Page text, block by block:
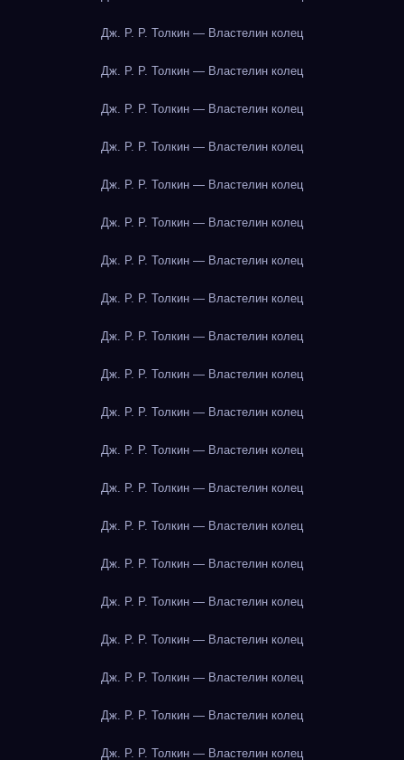
Дж. Р. Р. Толкин — Властелин колец
Дж. Р. Р. Толкин — Властелин колец
Дж. Р. Р. Толкин — Властелин колец
Дж. Р. Р. Толкин — Властелин колец
Дж. Р. Р. Толкин — Властелин колец
Дж. Р. Р. Толкин — Властелин колец
Дж. Р. Р. Толкин — Властелин колец
Дж. Р. Р. Толкин — Властелин колец
Дж. Р. Р. Толкин — Властелин колец
Дж. Р. Р. Толкин — Властелин колец
Дж. Р. Р. Толкин — Властелин колец
Дж. Р. Р. Толкин — Властелин колец
Дж. Р. Р. Толкин — Властелин колец
Дж. Р. Р. Толкин — Властелин колец
Дж. Р. Р. Толкин — Властелин колец
Дж. Р. Р. Толкин — Властелин колец
Дж. Р. Р. Толкин — Властелин колец
Дж. Р. Р. Толкин — Властелин колец
Дж. Р. Р. Толкин — Властелин колец
Дж. Р. Р. Толкин — Властелин колец